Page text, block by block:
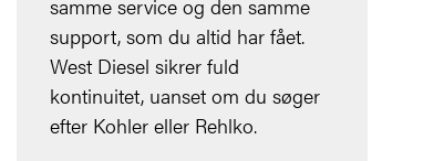
samme service og den samme
support, som du altid har fået.
West Diesel sikrer fuld
kontinuitet, uanset om du søger
efter Kohler eller Rehlko.